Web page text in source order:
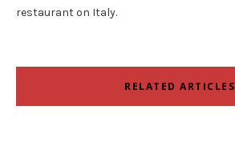
restaurant on Italy.
RELATED ARTICLES